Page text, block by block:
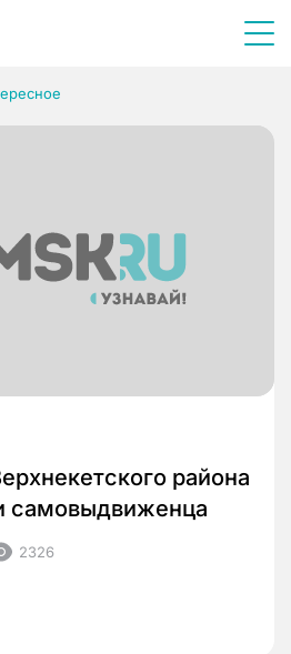
района
самовыдвиженца
2326